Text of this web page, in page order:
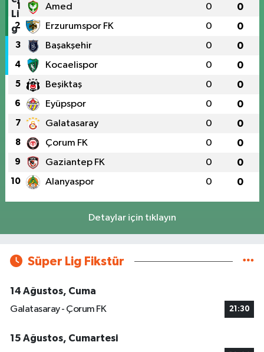
1 Amed 0 0
2 Erzurumspor FK 0 0
3 Başakşehir 0 0
4 Kocaelispor 0 0
5 Beşiktaş 0 0
6 Eyüpspor 0 0
7 Galatasaray 0 0
8 Çorum FK 0 0
9 Gaziantep FK 0 0
10 Alanyaspor 0 0
Detaylar için tıklayın
Süper Lig Fikstür
14 Ağustos, Cuma
Galatasaray - Çorum FK
21:30
15 Ağustos, Cumartesi